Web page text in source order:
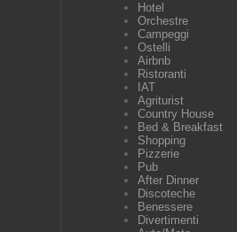
Hotel
Orchestre
Campeggi
Ostelli
Airbnb
Ristoranti
IAT
Agriturist
Country House
Bed & Breakfast
Shopping
Pizzerie
Pub
After Dinner
Discoteche
Benessere
Divertimenti